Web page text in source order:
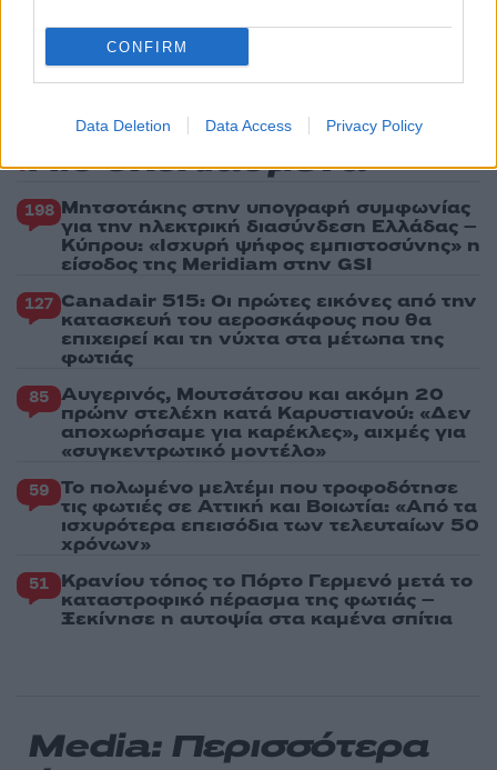
CONFIRM
Data Deletion Data Access Privacy Policy
Συγκίνηση στο τελευταίο αντίο στον Λάκη
Χαλκιά: Με την «Φάμπρικα», λαούτο και
κλαρίνα αποχαιρέτησαν την εμβληματική
φωνή της μεταπολίτευσης
Πιο σχολιασμένα
198 Μητσοτάκης στην υπογραφή συμφωνίας
για την ηλεκτρική διασύνδεση Ελλάδας –
Κύπρου: «Ισχυρή ψήφος εμπιστοσύνης» η
είσοδος της Meridiam στην GSI
127 Canadair 515: Οι πρώτες εικόνες από την
κατασκευή του αεροσκάφους που θα
επιχειρεί και τη νύχτα στα μέτωπα της
φωτιάς
85 Αυγερινός, Μουτσάτσου και ακόμη 20
πρώην στελέχη κατά Καρυστιανού: «Δεν
αποχωρήσαμε για καρέκλες», αιχμές για
«συγκεντρωτικό μοντέλο»
59 Το πολωμένο μελτέμι που τροφοδότησε
τις φωτιές σε Αττική και Βοιωτία: «Από τα
ισχυρότερα επεισόδια των τελευταίων 50
χρόνων»
51 Κρανίου τόπος το Πόρτο Γερμενό μετά το
καταστροφικό πέρασμα της φωτιάς –
Ξεκίνησε η αυτοψία στα καμένα σπίτια
Media: Περισσότερα